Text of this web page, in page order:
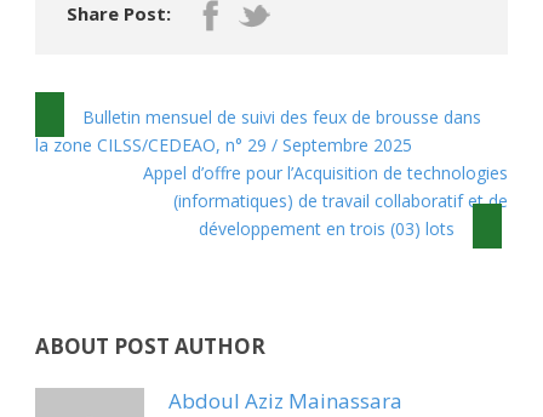
Share Post:
Bulletin mensuel de suivi des feux de brousse dans
la zone CILSS/CEDEAО, n° 29 / Septembre 2025
Appel d’offre pour l’Acquisition de technologies
(informatiques) de travail collaboratif et de
développement en trois (03) lots
ABOUT POST AUTHOR
Abdoul Aziz Mainassara